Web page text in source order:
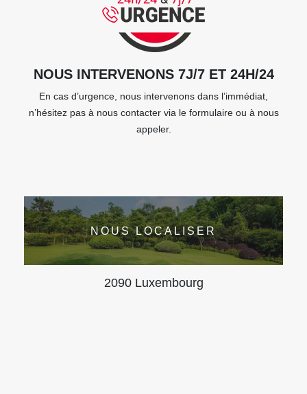
NOUS INTERVENONS 7J/7 ET 24H/24
En cas d’urgence, nous intervenons dans l’immédiat,
n’hésitez pas à nous contacter via le formulaire ou à nous
appeler.
NOUS LOCALISER
2090 Luxembourg